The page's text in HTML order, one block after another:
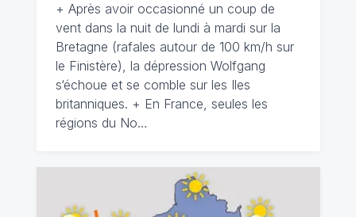
+ Après avoir occasionné un coup de
vent dans la nuit de lundi à mardi sur la
Bretagne (rafales autour de 100 km/h sur
le Finistère), la dépression Wolfgang
s‘échoue et se comble sur les Iles
britanniques. + En France, seules les
régions du No…